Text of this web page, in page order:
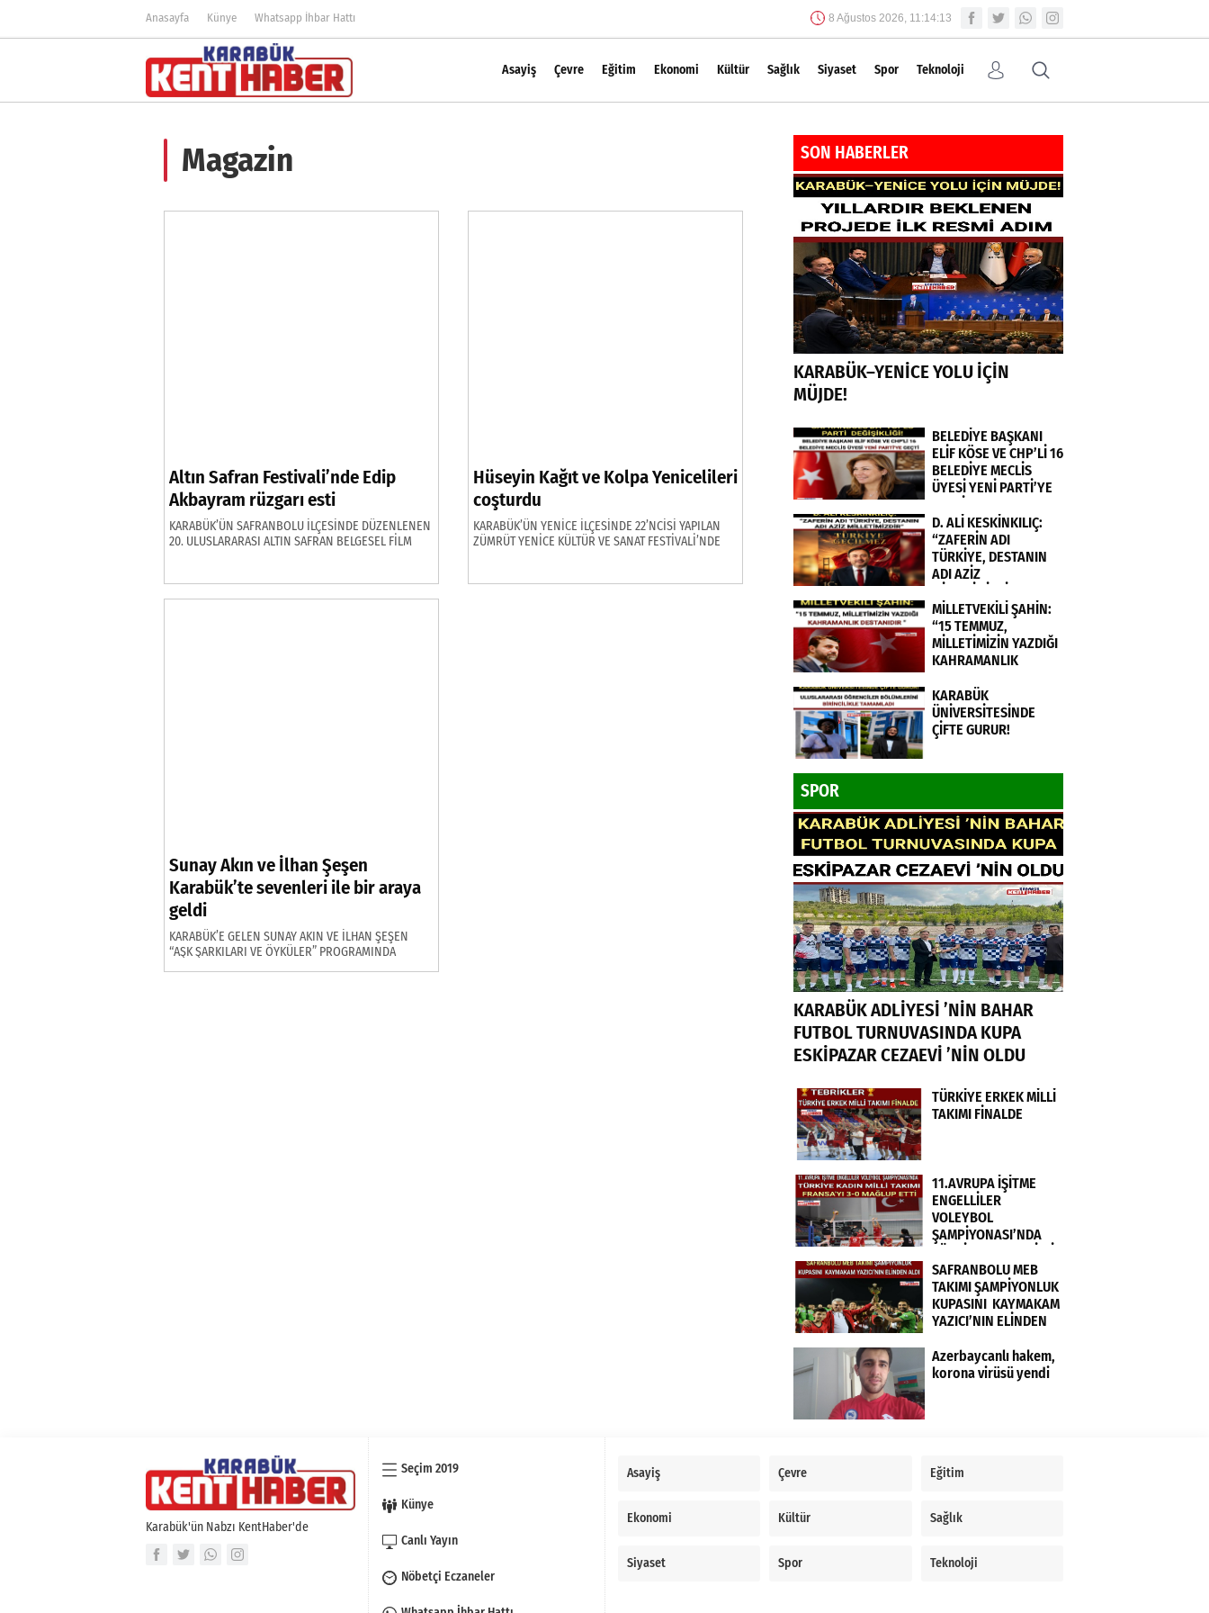
Anasayfa Künye Whatsapp İhbar Hattı 8 Ağustos 2026, 11:14:13
Asayiş Çevre Eğitim Ekonomi Kültür Sağlık Siyaset Spor Teknoloji
Magazin
Altın Safran Festivali’nde Edip
Akbayram rüzgarı esti
KARABÜK’ÜN SAFRANBOLU İLÇESİNDE DÜZENLENEN
20. ULUSLARARASI ALTIN SAFRAN BELGESEL FİLM
SEVENLERİ İLE BİR ARAYA GELDİ.
Hüseyin Kağıt ve Kolpa Yenicelileri
coşturdu
KARABÜK’ÜN YENİCE İLÇESİNDE 22’NCİSİ YAPILAN
ZÜMRÜT YENİCE KÜLTÜR VE SANAT FESTİVALİ’NDE
Sunay Akın ve İlhan Şeşen
Karabük’te sevenleri ile bir araya
geldi
KARABÜK’E GELEN SUNAY AKIN VE İLHAN ŞEŞEN
“AŞK ŞARKILARI VE ÖYKÜLER” PROGRAMINDA
SON HABERLER
KARABÜK–YENİCE YOLU İÇİN
MÜJDE!
BELEDİYE BAŞKANI
ELİF KÖSE VE CHP’Lİ 16
BELEDİYE MECLİS
ÜYESİ YENİ PARTİ’YE
D. ALİ KESKİNKILIÇ:
“ZAFERİN ADI
TÜRKİYE, DESTANIN
ADI AZİZ
MİLLETVEKİLİ ŞAHİN:
“15 TEMMUZ,
MİLLETİMİZİN YAZDIĞI
KAHRAMANLIK
KARABÜK
ÜNİVERSİTESİNDE
ÇİFTE GURUR!
SPOR
KARABÜK ADLİYESİ ’NİN BAHAR
FUTBOL TURNUVASINDA KUPA
ESKİPAZAR CEZAEVİ ’NİN OLDU
TÜRKİYE ERKEK MİLLİ
TAKIMI FİNALDE
11.AVRUPA İŞİTME
ENGELLİLER
VOLEYBOL
ŞAMPİYONASI’NDA
TAKIMI FRANSA’YI 3-0
MAĞLUP ETTİ
SAFRANBOLU MEB
TAKIMI ŞAMPİYONLUK
KUPASINI KAYMAKAM
YAZICI’NIN ELİNDEN
Azerbaycanlı hakem,
korona virüsü yendi
Karabük'ün Nabzı KentHaber'de
Seçim 2019
Künye
Canlı Yayın
Nöbetçi Eczaneler
Asayiş Çevre Eğitim
Ekonomi Kültür Sağlık
Siyaset Spor Teknoloji